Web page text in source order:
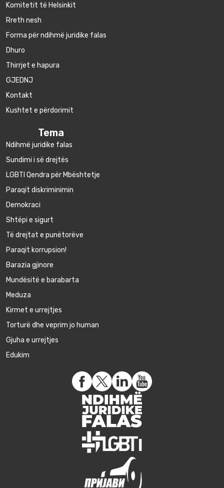
Komitetit të Helsinkit
Rreth nesh
Forma për ndihmë juridike falas
Dhuro
Thirrjet e hapura
GJEDNJ
Kontakt
Kushtet e përdorimit
Tema
Ndihmë juridike falas
Sundimi i së drejtës
LGBTI Qendra për Mbështetje
Paraqit diskriminimin
Demokraci
Shtëpi e sigurt
Të drejtat e punëtorëve
Paraqit korrupsion!
Barazia gjinore
Mundësitë e barabarta
Meduza
Kirmet e urrejtjes
Torturë dhe veprim jo human
Gjuha e urrejtjes
Edukim